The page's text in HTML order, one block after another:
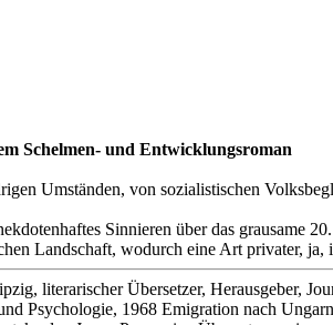
Schelmen- und Entwicklungsroman
Umständen, von sozialistischen
Sinnieren über das
Landschaft, wodurch eine Art privater, ja,
literarischer Übersetzer, Herausgeber,
Psychologie, 1968 Emigration nach